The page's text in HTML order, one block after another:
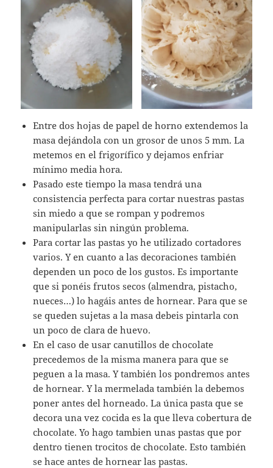
Entre dos hojas de papel de horno extendemos la
masa dejándola con un grosor de unos 5 mm. La
metemos en el frigorífico y dejamos enfriar
mínimo media hora.
Pasado este tiempo la masa tendrá una
consistencia perfecta para cortar nuestras pastas
sin miedo a que se rompan y podremos
manipularlas sin ningún problema.
Para cortar las pastas yo he utilizado cortadores
varios. Y en cuanto a las decoraciones también
dependen un poco de los gustos. Es importante
que si ponéis frutos secos (almendra, pistacho,
nueces…) lo hagáis antes de hornear. Para que se
se queden sujetas a la masa debeis pintarla con
un poco de clara de huevo.
En el caso de usar canutillos de chocolate
precedemos de la misma manera para que se
peguen a la masa. Y también los pondremos antes
de hornear. Y la mermelada también la debemos
poner antes del horneado. La única pasta que se
decora una vez cocida es la que lleva cobertura de
chocolate. Yo hago tambien unas pastas que por
dentro tienen trocitos de chocolate. Esto también
se hace antes de hornear las pastas.